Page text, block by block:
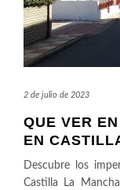
2 de julio de 2023
QUE VER
EN
Descubre los
Castilla La